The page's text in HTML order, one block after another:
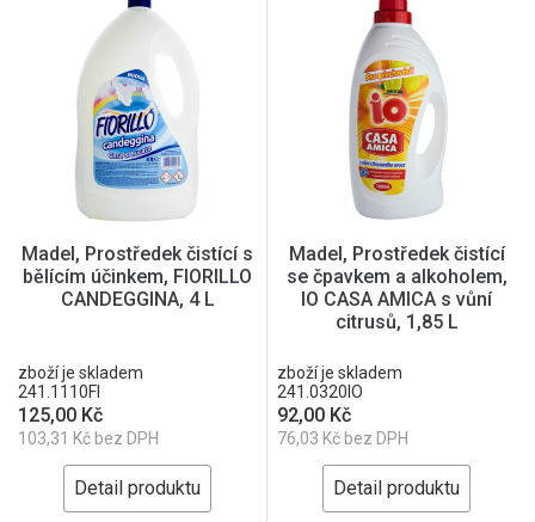
Madel, Prostředek čistící s
bělícím účinkem, FIORILLO
CANDEGGINA, 4 L
zboží je skladem
241.1110FI
125,00 Kč
103,31 Kč bez DPH
Detail produktu
Madel, Prostředek čistící
se čpavkem a alkoholem,
IO CASA AMICA s vůní
citrusů, 1,85 L
zboží je skladem
241.0320IO
92,00 Kč
76,03 Kč bez DPH
Detail produktu